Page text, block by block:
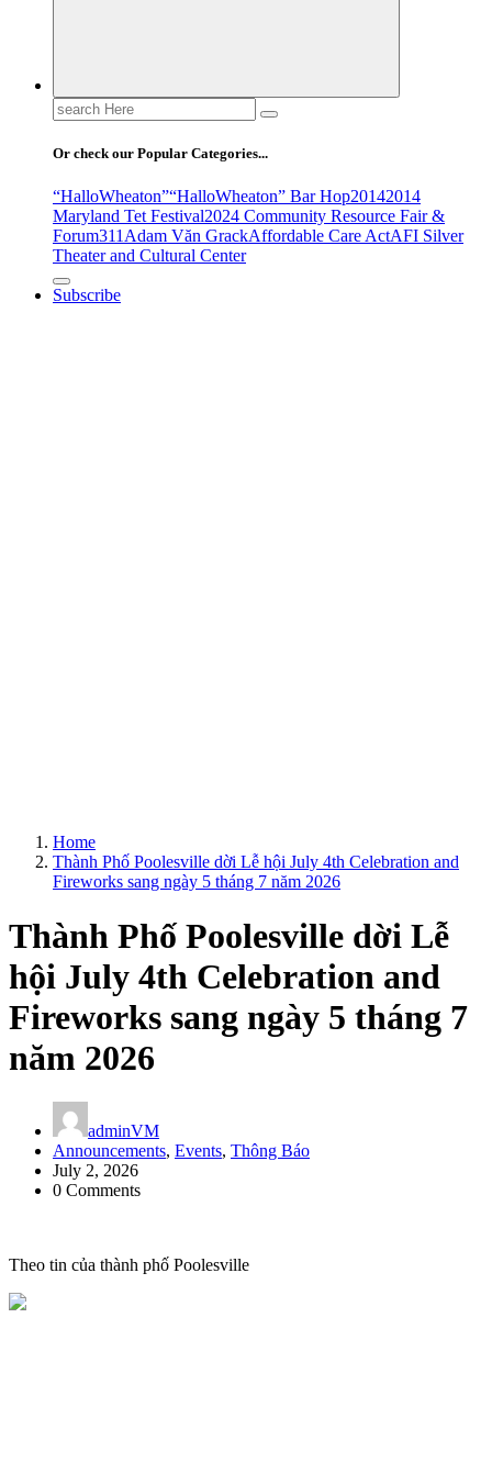
Search
for:
Or check our Popular Categories...
“HalloWheaton”“HalloWheaton” Bar Hop20142014
Maryland Tet Festival2024 Community Resource Fair &
Forum311Adam Văn GrackAffordable Care ActAFI Silver
Theater and Cultural Center
Subscribe
Home
Thành Phố Poolesville dời Lễ hội July 4th Celebration and
Fireworks sang ngày 5 tháng 7 năm 2026
Thành Phố Poolesville dời Lễ
hội July 4th Celebration and
Fireworks sang ngày 5 tháng 7
năm 2026
adminVM
Announcements, Events, Thông Báo
July 2, 2026
0 Comments
Theo tin của thành phố Poolesville